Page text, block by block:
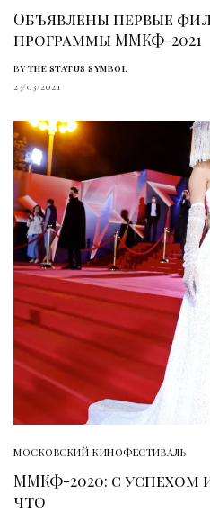
Объявлены первые
программы ММКФ-2021
BY THE STATUS SYMBOL
23/03/2021
МОСКОВСКИЙ КИНОФЕСТИВАЛЬ
ММКФ-2020: с успехом
что